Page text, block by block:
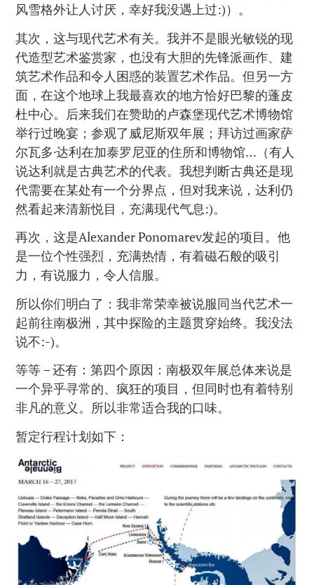
风雪格外让人讨厌，幸好我没遇上过:)）。
其次，这与现代艺术有关。我并不是眼光敏锐的现
代造型艺术鉴赏家，也没有大胆的先锋派画作、建
筑艺术作品和令人困惑的装置艺术作品。但另一方
面，在这个地球上我最喜欢的地方恰好巴黎的蓬皮
杜中心。后来我们在赞助的卢森堡现代艺术博物馆
举行过晚宴；参观了威尼斯双年展；拜访过画家萨
尔瓦多·达利在加泰罗尼亚的住所和博物馆…（有人
说达利就是古典艺术的代表。我想判断古典还是现
代需要在某处有一个分界点，但对我来说，达利仍
然看起来清新悦目，充满现代气息:)。
再次，这是Alexander Ponomarev发起的项目。他
是一位个性强烈，充满热情，有着磁石般的吸引
力，有说服力，令人信服。
所以你们明白了：我非常荣幸被说服同当代艺术一
起前往南极洲，其中探险的主题贯穿始终。我没法
说不:-)。
等等 – 还有：第四个原因：南极双年展总体来说是
一个异乎寻常的、疯狂的项目，但同时也有着特别
非凡的意义。所以非常适合我的口味。
暂定行程计划如下：